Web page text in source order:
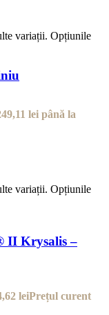
variații. Opțiunile
lei până la
variații. Opțiunile
II Krysalis –
leiPrețul curent